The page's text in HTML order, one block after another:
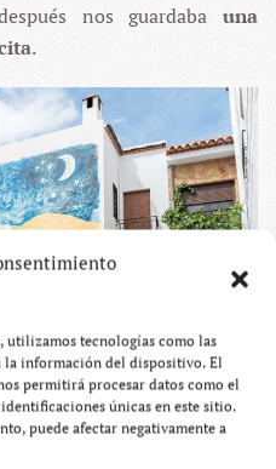
utilizamos tecnologías como las
la información del dispositivo. El
permitirá procesar datos como el
únicas en este sitio.
puede afectar negativamente a
nos guardaba una
.